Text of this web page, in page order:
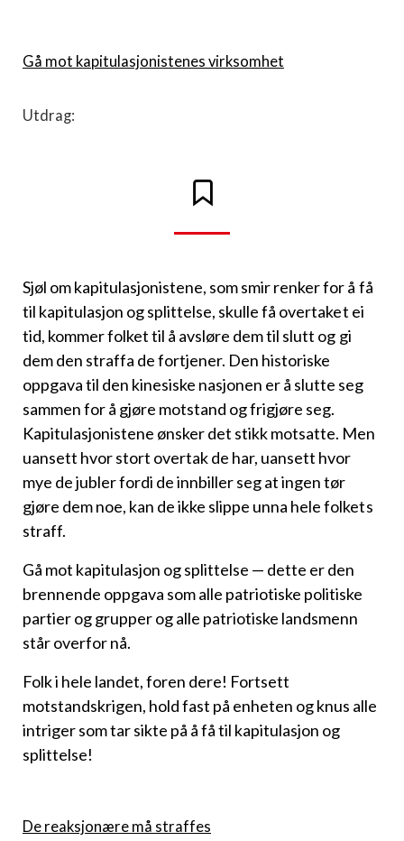
Gå mot kapitulasjonistenes virksomhet
Utdrag:
Sjøl om kapitulasjonistene, som smir renker for å få
til kapitulasjon og splittelse, skulle få overtaket ei
tid, kommer folket til å avsløre dem til slutt og gi
dem den straffa de fortjener. Den historiske
oppgava til den kinesiske nasjonen er å slutte seg
sammen for å gjøre motstand og frigjøre seg.
Kapitulasjonistene ønsker det stikk motsatte. Men
uansett hvor stort overtak de har, uansett hvor
mye de jubler fordi de innbiller seg at ingen tør
gjøre dem noe, kan de ikke slippe unna hele folkets
straff.
Gå mot kapitulasjon og splittelse — dette er den
brennende oppgava som alle patriotiske politiske
partier og grupper og alle patriotiske landsmenn
står overfor nå.
Folk i hele landet, foren dere! Fortsett
motstandskrigen, hold fast på enheten og knus alle
intriger som tar sikte på å få til kapitulasjon og
splittelse!
De reaksjonære må straffes